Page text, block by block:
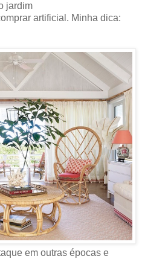
jardim
artificial. Minha dica:
em outras épocas e